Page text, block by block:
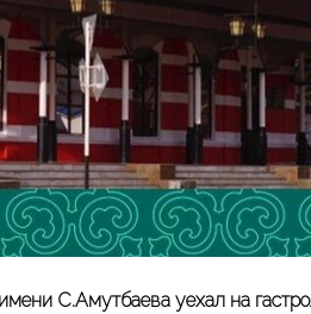
С.Амутбаева уехал на